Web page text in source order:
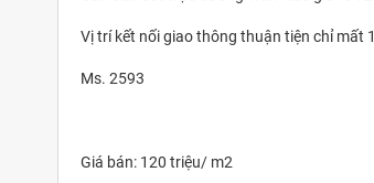
Vị trí kết nối giao thông thuận tiện chỉ mất
Ms. 2593
Giá bán: 120 triệu/ m2